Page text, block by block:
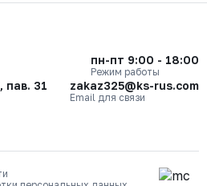
пн-пт 9:00 - 18:00
Режим работы
пав. 31 zakaz325@ks-rus.com
Email для связи